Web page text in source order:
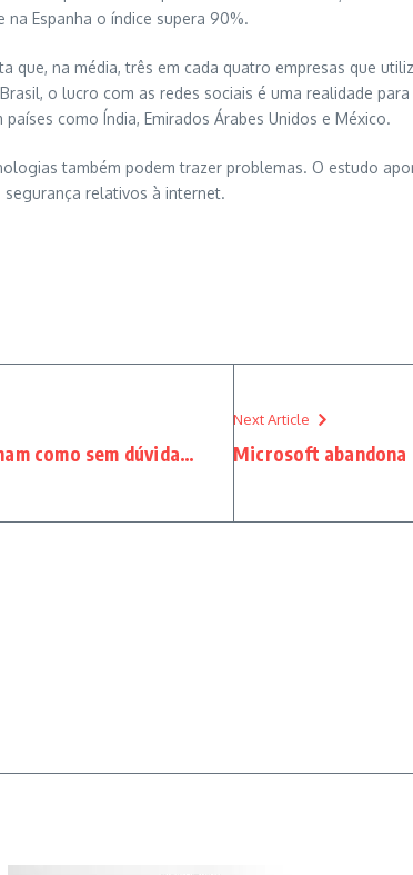
na Espanha o índice supera 90%.
que, na média, três em cada quatro empresas que
o lucro com as redes sociais é uma realidade
países como Índia, Emirados Árabes Unidos e México.
também podem trazer problemas. O estudo
segurança relativos à internet.
como sem dúvida…
Next Article
Microsoft abandona